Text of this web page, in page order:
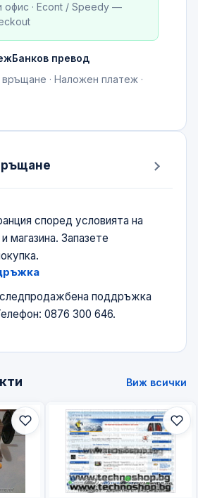
· Econt / Speedy —
Банков превод
· Наложен платеж ·
според условията на
магазина. Запазете
следпродажбена поддръжка
0876 300 646.
Виж всички